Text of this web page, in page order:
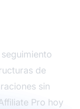
de
sin
Pro hoy